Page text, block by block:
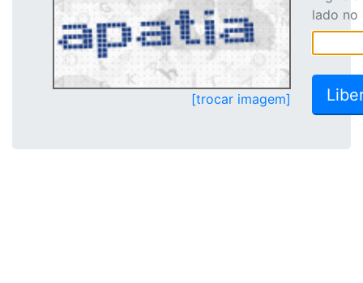
[trocar imagem]
lado no